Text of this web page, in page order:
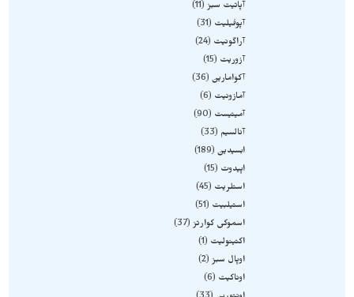
آپاتیت سبز 11
آپوفیلیت
31
آراگونیت
24
آزوریت
15
آکوامارین 36
آمازونیت
6
آمیتیست
90
آنالسیم
33
ابسیدین 189
اپیدوت
15
استلریت
45
استیلبیت
51
اسموکی کوارتز 37
اکتینولیت
1
اوپال سبز 2
اوناکیت
6